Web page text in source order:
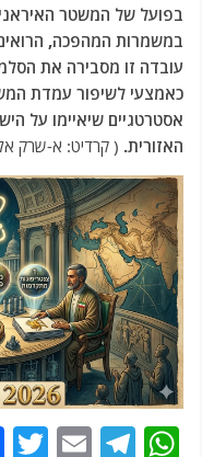
בפועל של המשטר האיראני
במשמרות המהפכה,
עובדה זו מסבירה את
כאמצעי לשיפור עמדת
אסטרטגיים שיאיימו על
האזורית. ( קרדיט: א-שרק
W
T
E